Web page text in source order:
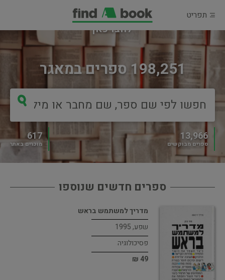
תפריט
198,251 ספרים במאגר
13,966
ספרים מבוקשים
617
מוכרים באתר
מוכרים ספר?
לחצו כאן
ספרים חדשים שנוספו
מדריך למשתמש בראש
שפע, 1995
פסיכולוגיה
49 ₪